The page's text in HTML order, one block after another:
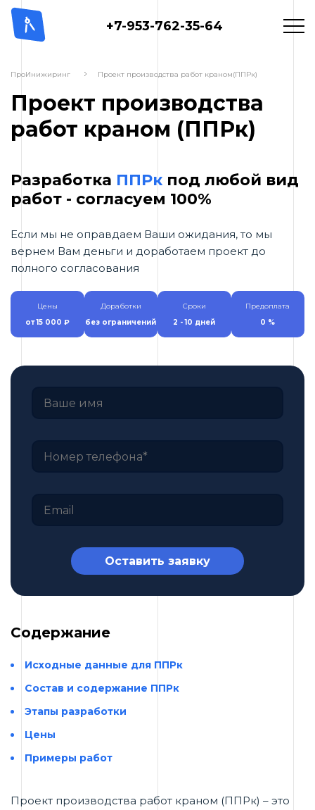
+7-953-762-35-64
ПроИнижиринг Проект производства работ краном(ППРк)
Проект производства
работ краном (ППРк)
Разработка ППРк под любой вид
работ - согласуем 100%
Если мы не оправдаем Ваши ожидания, то мы
вернем Вам деньги и доработаем проект до
полного согласования
Цены
от 15 000 ₽
Доработки
без ограничений
Сроки
2 - 10 дней
Предоплата
0 %
Оставить заявку
Содержание
Исходные данные для ППРк
Состав и содержание ППРк
Этапы разработки
Цены
Примеры работ
Проект производства работ краном (ППРк) – это